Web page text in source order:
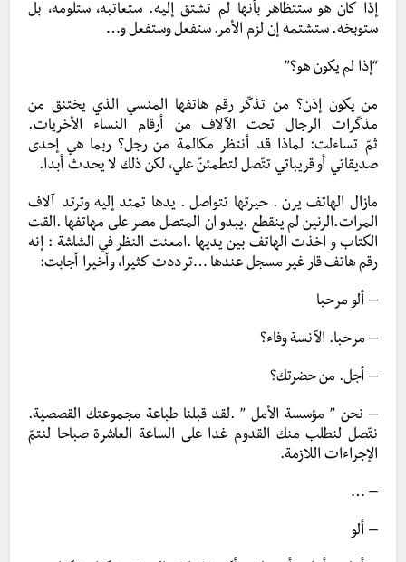
إذا كان هو ستتظاهر بأنها لم تشتق إليه. ستعاتبه، ستلومه، بل
ستوبخه. ستشتمه إن لزم الأمر. ستفعل وستفعل و…
“إذا لم يكون هو؟”
من يكون إذن؟ من تذكّر رقم هاتفها المنسي الذي يختنق من
مذكّرات الرجال تحت الآلاف من أرقام النساء الأخريات.
ثمّ تساءلت: لماذا قد أنتظر مكالمة من رجل؟ ربما هي إحدى
صديقاتي أو قريباتي تتّصل لتطمئنّ علي، لكن ذلك لا يحدث أبدا.
مازال الهاتف يرن . حيرتها تتواصل . يدها تمتد إليه وترتد آلاف
المرات.الرنين لم ينقطع .يبدو ان المتصل مصر على مهاتفها .القت
الكتاب و اخذت الهاتف بين يديها .امعنت النظر في الشاشة : إنه
رقم هاتف قار غير مسجل عندها …ترددت كثيرا، وأخيرا أجابت:
– ألو مرحبا
– مرحبا. الآنسة وفاء؟
– أجل. من حضرتك؟
– نحن ” مؤسسة الأمل ” .لقد قبلنا طباعة مجموعتك القصصية.
نتّصل لنطلب منك القدوم غدا على الساعة العاشرة صباحا لنتمّ
الإجراءات اللازمة.
– …
– ألو